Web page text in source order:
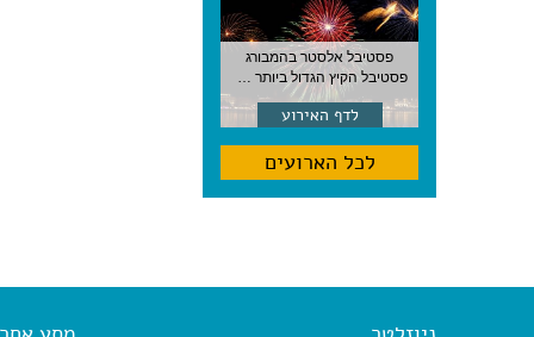
פסטיבל אלסטר בהמבורג
פסטיבל הקיץ הגדול ביותר בהמבורג, סוף אוגוסט, גרמניה
לדף האירוע
לכל הארועים